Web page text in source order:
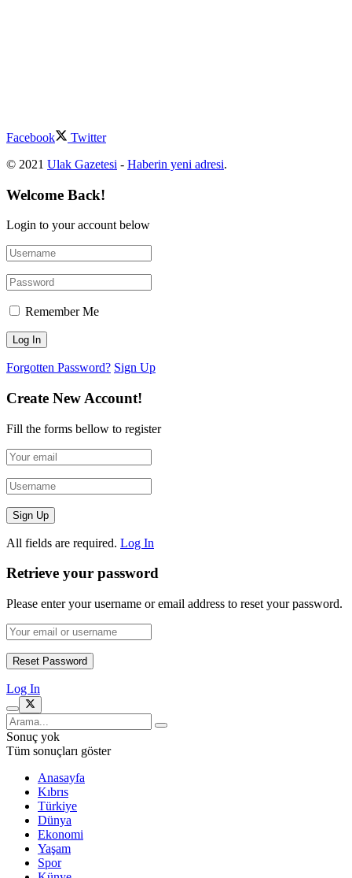
Facebook
Twitter
© 2021 Ulak Gazetesi - Haberin yeni adresi.
Welcome Back!
Login to your account below
Remember Me
Forgotten Password? Sign Up
Create New Account!
Fill the forms bellow to register
All fields are required. Log In
Retrieve your password
Please enter your username or email address to reset your password.
Log In
Sonuç yok
Tüm sonuçları göster
Anasayfa
Kıbrıs
Türkiye
Dünya
Ekonomi
Yaşam
Spor